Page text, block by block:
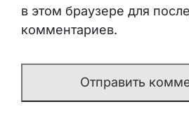
в этом браузере для
комментариев.